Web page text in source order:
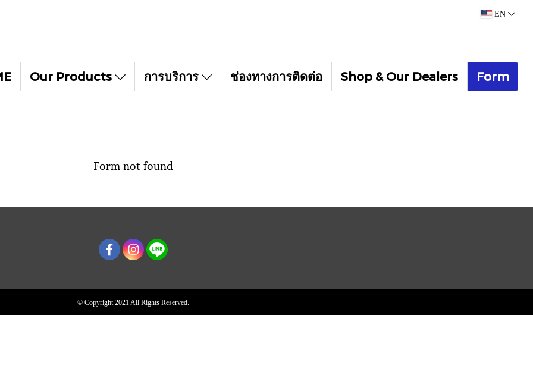
EN
Our Products การบริการ ช่องทางการติดต่อ Shop & Our Dealers Form
Form not found
© Copyright 2021 All Rights Reserved.